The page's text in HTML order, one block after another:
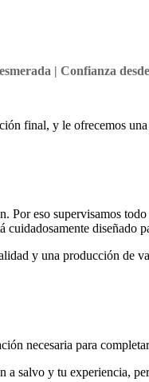
| Confianza
final, y le ofrecemos
eso supervisamos
cuidadosamente diseñado
y una producción de
necesaria para
a salvo y tu experiencia,